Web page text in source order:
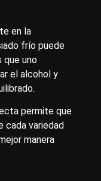
en la
frío puede
que uno
el alcohol y
permite que
cada variedad
manera